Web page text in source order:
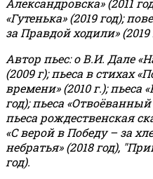
Александровска» (2011
«Гутенька» (2019 год);
за Правдой ходили» (2019
Автор пьес: о В.И. Дале
(2009 г); пьеса в стихах
времени» (2010 г.); пьеса
год); пьеса
пьеса рождественская
«С верой в Победу – за
небратья» (2018 год),
год).